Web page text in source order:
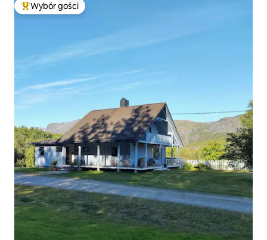
Najpopularniejsze z kategorii Wybór gości
Wybór gości